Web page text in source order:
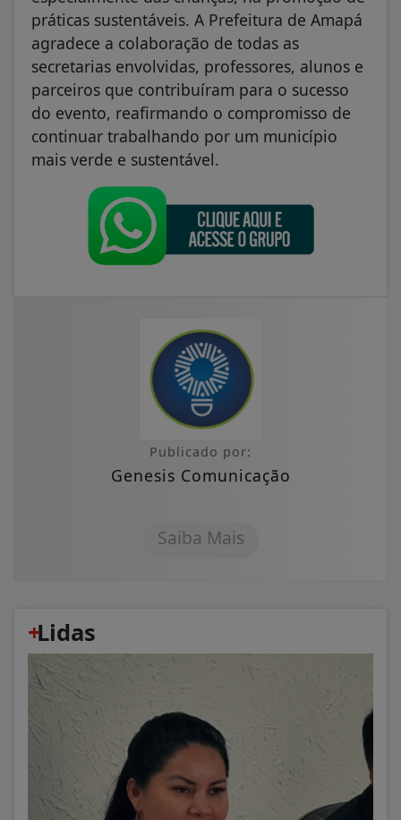
práticas sustentáveis. A Prefeitura de Amapá
agradece a colaboração de todas as
secretarias envolvidas, professores, alunos e
parceiros que contribuíram para o sucesso
do evento, reafirmando o compromisso de
continuar trabalhando por um município
mais verde e sustentável.
Publicado por:
Genesis Comunicação
Saiba Mais
+
Lidas